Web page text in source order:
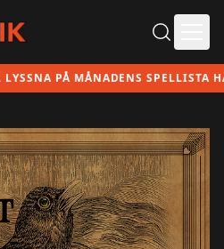
PÅ MÅNADENS SPELLISTA HÄR!